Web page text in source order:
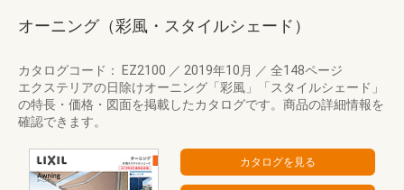
オーニング（彩風・スタイルシェード）
カタログコード： EZ2100 ／ 2019年10月 ／ 全148ページ
エクステリアの日除けオーニング「彩風」「スタイルシェード」
の特長・価格・図面を掲載したカタログです。商品の詳細情報を
確認できます。